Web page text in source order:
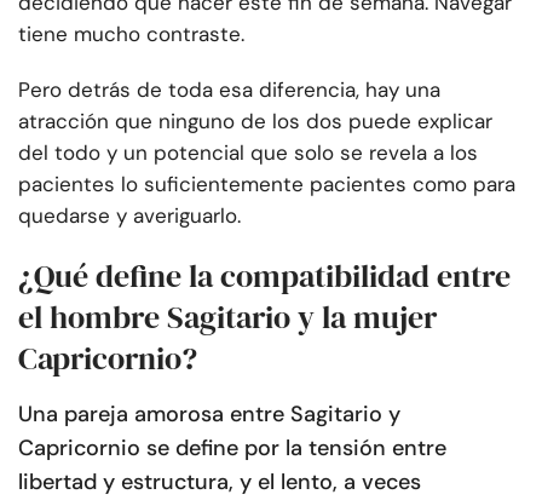
tiene mucho contraste.
Pero detrás de toda esa diferencia, hay una
atracción que ninguno de los dos puede explicar
del todo y un potencial que solo se revela a los
pacientes lo suficientemente pacientes como para
quedarse y averiguarlo.
¿Qué define la compatibilidad entre
el hombre Sagitario y la mujer
Capricornio?
Una pareja amorosa entre Sagitario y
Capricornio se define por la tensión entre
libertad y estructura, y el lento, a veces